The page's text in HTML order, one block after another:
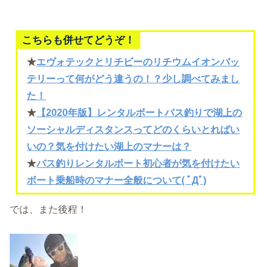
こちらも併せてどうぞ！
★エヴォテックとリチビーのリチウムイオンバッ
テリーって何がどう違うの！？少し調べてみまし
た！
★ 【2020年版】レンタルボートバス釣りで湖上の
ソーシャルディスタンスってどのくらいとればい
いの？気を付けたい湖上のマナーは？
★バス釣りレンタルボート初心者が気を付けたい
ボート乗船時のマナー全般について( ﾟДﾟ)
では、また後程！